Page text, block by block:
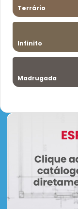
Terrário
Infinito
Madrugada